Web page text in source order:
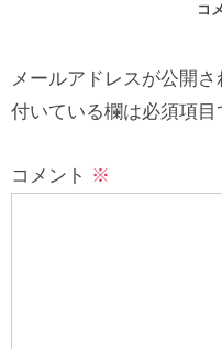
コ
メールアドレスが公開さ
付いている欄は必須項目
コメント ※